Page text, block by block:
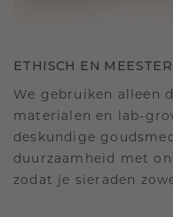
ETHISCH EN
We gebruiken alleen
materialen en lab-
deskundige
duurzaamheid met
zodat je sieraden